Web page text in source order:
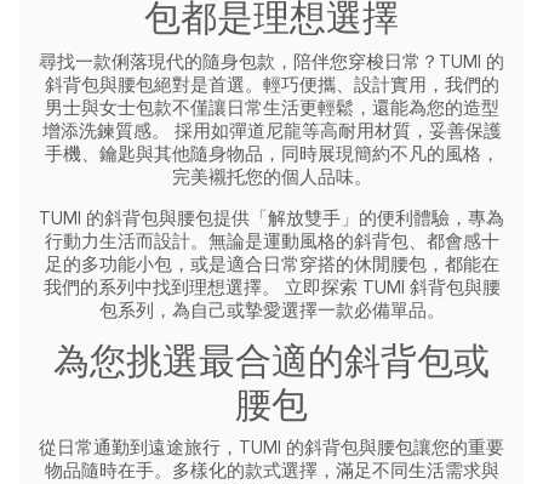
包都是理想選擇
尋找一款俐落現代的隨身包款，陪伴您穿梭日常？TUMI 的
斜背包與腰包絕對是首選。輕巧便攜、設計實用，我們的
男士與女士包款不僅讓日常生活更輕鬆，還能為您的造型
增添洗鍊質感。
採用如彈道尼龍等高耐用材質，妥善保護
手機、鑰匙與其他隨身物品，同時展現簡約不凡的風格，
完美襯托您的個人品味。
TUMI 的斜背包與腰包提供「解放雙手」的便利體驗，專為
行動力生活而設計。無論是運動風格的斜背包、都會感十
足的多功能小包，或是適合日常穿搭的休閒腰包，都能在
我們的系列中找到理想選擇。
立即探索 TUMI 斜背包與腰
包系列，為自己或摯愛選擇一款必備單品。
為您挑選最合適的斜背包或
腰包
從日常通勤到遠途旅行，TUMI 的斜背包與腰包讓您的重要
物品隨時在手。多樣化的款式選擇，滿足不同生活需求與